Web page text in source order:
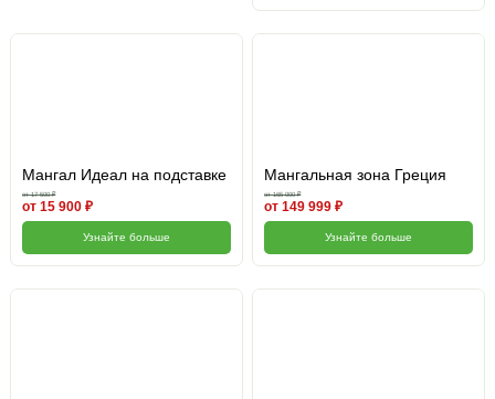
Мангал Идеал на подставке
от 17 500 ₽
от 15 900 ₽
Узнайте больше
Мангальная зона Греция
от 165 000 ₽
от 149 999 ₽
Узнайте больше